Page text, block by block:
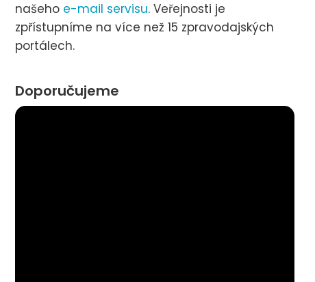
našeho e-mail servisu. Veřejnosti je
zpřístupníme na více než 15 zpravodajských
portálech.
Doporučujeme